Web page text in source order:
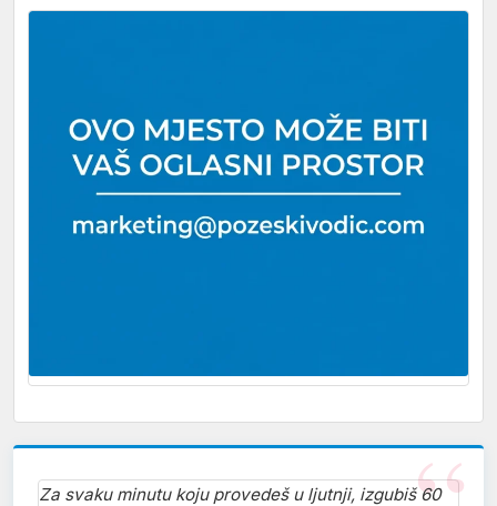
Za svaku minutu koju provedeš u ljutnji, izgubiš 60